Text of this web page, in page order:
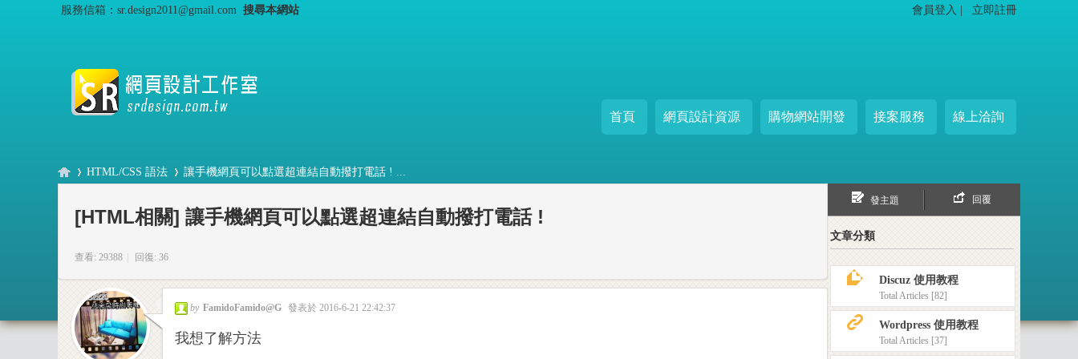
服務信箱：sr.design2011@gmail.com 搜尋本網站 會員登入 | 立即註冊
首頁 網頁設計資源 購物網站開發 接案服務 線上洽詢
HTML/CSS 語法 讓手機網頁可以點選超連結自動撥打電話 ! ...
[HTML相關] 讓手機網頁可以點選超連結自動撥打電話 !
查看: 29388 回復: 36
by FamidoFamido@G 發表於 2016-6-21 22:42:37
我想了解方法
發主題 回覆
文章分類
z Discuz 使用教程
Total Articles [82]
K Wordpress 使用教程
Total Articles [37]